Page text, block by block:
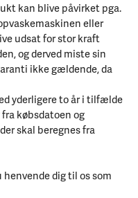
kan blive påvirket pga.
eller
udsat for stor kraft
og derved miste sin
ikke gældende, da
yderligere to år i tilfælde
købsdatoen og
skal beregnes fra
dig til os som